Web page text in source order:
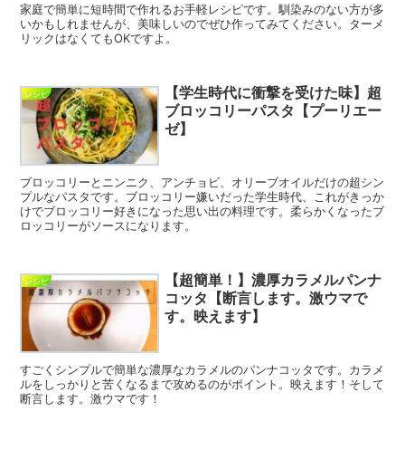
家庭で簡単に短時間で作れるお手軽レシピです。馴染みのない方が多
いかもしれませんが、美味しいのでぜひ作ってみてください。ターメ
リックはなくてもOKですよ。
レシピ
【学生時代に衝撃を受けた味】超
ブロッコリーパスタ【プーリエー
ゼ】
ブロッコリーとニンニク、アンチョビ、オリーブオイルだけの超シン
プルなパスタです。ブロッコリー嫌いだった学生時代、これがきっか
けでブロッコリー好きになった思い出の料理です。柔らかくなったブ
ロッコリーがソースになります。
レシピ
【超簡単！】濃厚カラメルパンナ
コッタ【断言します。激ウマで
す。映えます】
すごくシンプルで簡単な濃厚なカラメルのパンナコッタです。カラメ
ルをしっかりと苦くなるまで攻めるのがポイント。映えます！そして
断言します。激ウマです！